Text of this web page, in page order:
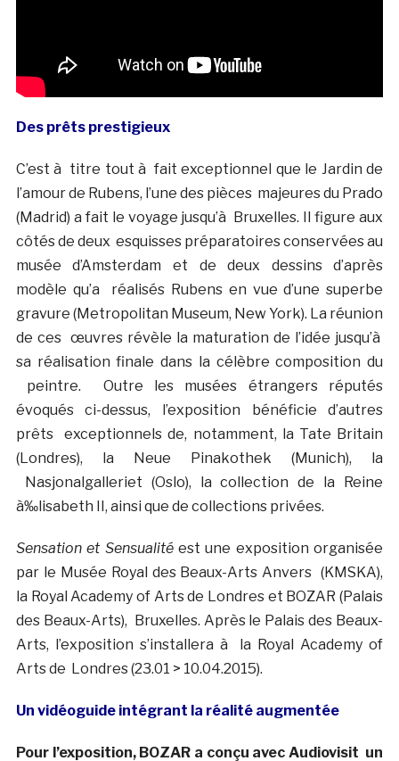
Des prêts prestigieux
C’est à titre tout à fait exceptionnel que le Jardin de
l’amour de Rubens, l’une des pièces majeures du Prado
(Madrid) a fait le voyage jusqu’à Bruxelles. Il figure aux
côtés de deux esquisses préparatoires conservées au
musée d’Amsterdam et de deux dessins d’après
modèle qu’a réalisés Rubens en vue d’une superbe
gravure (Metropolitan Museum, New York). La réunion
de ces œuvres révèle la maturation de l’idée jusqu’à
sa réalisation finale dans la célèbre composition du
peintre. Outre les musées étrangers réputés
évoqués ci-dessus, l’exposition bénéficie d’autres
prêts exceptionnels de, notamment, la Tate Britain
(Londres), la Neue Pinakothek (Munich), la
Nasjonalgalleriet (Oslo), la collection de la Reine
à‰lisabeth II, ainsi que de collections privées.
Sensation et Sensualitéest une exposition organisée
par le Musée Royal des Beaux-Arts Anvers (KMSKA),
la Royal Academy of Arts de Londres et BOZAR (Palais
des Beaux-Arts), Bruxelles. Après le Palais des Beaux-
Arts, l’exposition s’installera à la Royal Academy of
Arts de Londres (23.01 > 10.04.2015).
Un vidéoguide intégrant la réalité augmentée
Pour l’exposition, BOZAR a conçu avec Audiovisit un